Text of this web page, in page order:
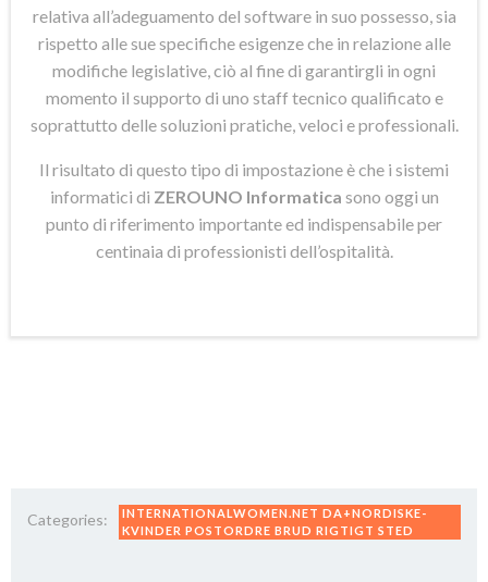
relativa all’adeguamento del software in suo possesso, sia
rispetto alle sue specifiche esigenze che in relazione alle
modifiche legislative, ciò al fine di garantirgli in ogni
momento il supporto di uno staff tecnico qualificato e
soprattutto delle soluzioni pratiche, veloci e professionali.
Il risultato di questo tipo di impostazione è che i sistemi
informatici di ZEROUNO Informatica sono oggi un
punto di riferimento importante ed indispensabile per
centinaia di professionisti dell’ospitalità.
Categories:
INTERNATIONALWOMEN.NET DA+NORDISKE-
KVINDER POSTORDRE BRUD RIGTIGT STED